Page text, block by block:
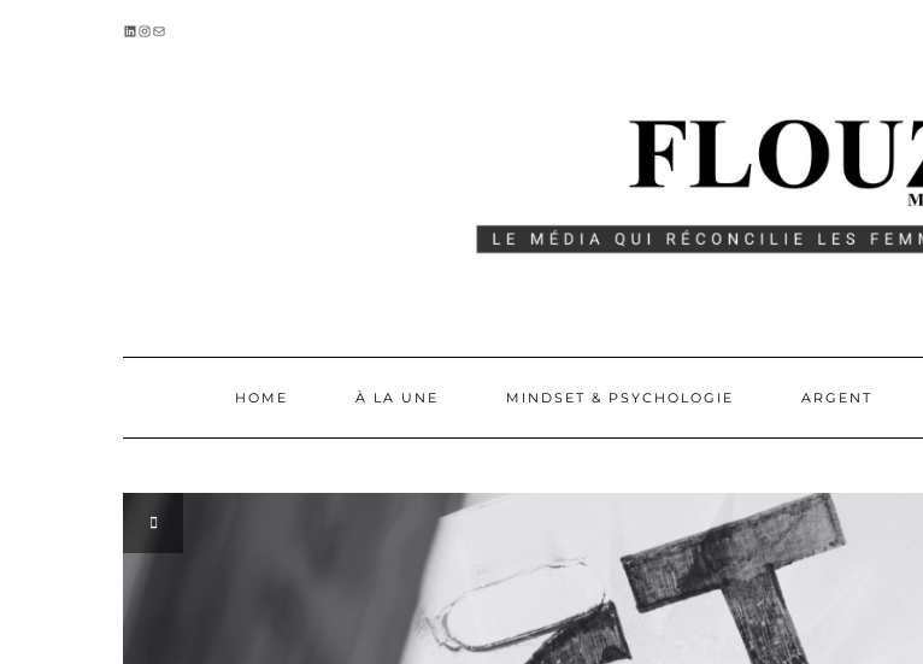
LINKEDIN
INSTAGRAM
E-MAIL
HOME À LA UNE MINDSET & PSYCHOLOGIE ARGENT